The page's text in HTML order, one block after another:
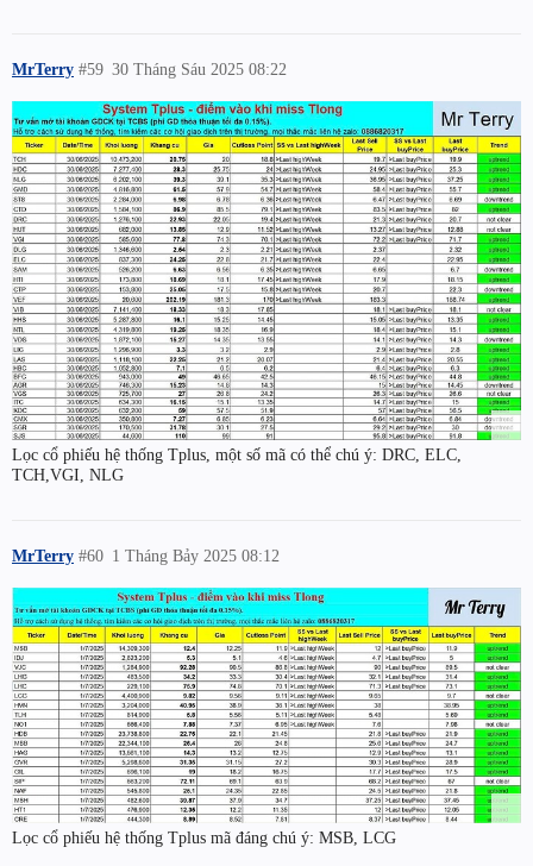
MrTerry 30 Tháng Sáu 2025 08:22
#59
Lọc cổ phiếu hệ thống Tplus, một số mã có thể chú ý: DRC, ELC,
TCH,VGI, NLG
MrTerry 1 Tháng Bảy 2025 08:12
#60
Lọc cổ phiếu hệ thống Tplus mã đáng chú ý: MSB, LCG